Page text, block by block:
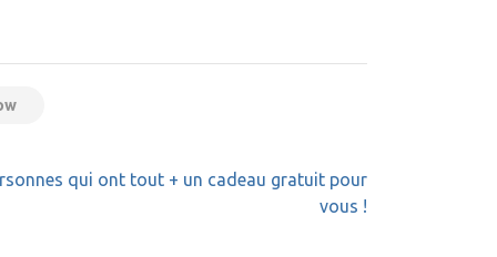
qui ont tout + un cadeau gratuit pour
vous !